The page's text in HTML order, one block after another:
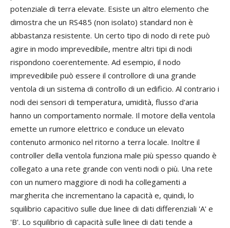
potenziale di terra elevate. Esiste un altro elemento che
dimostra che un RS485 (non isolato) standard non è
abbastanza resistente. Un certo tipo di nodo di rete può
agire in modo imprevedibile, mentre altri tipi di nodi
rispondono coerentemente. Ad esempio, il nodo
imprevedibile può essere il controllore di una grande
ventola di un sistema di controllo di un edificio. Al contrario i
nodi dei sensori di temperatura, umidità, flusso d'aria
hanno un comportamento normale. Il motore della ventola
emette un rumore elettrico e conduce un elevato
contenuto armonico nel ritorno a terra locale. Inoltre il
controller della ventola funziona male più spesso quando è
collegato a una rete grande con venti nodi o più. Una rete
con un numero maggiore di nodi ha collegamenti a
margherita che incrementano la capacità e, quindi, lo
squilibrio capacitivo sulle due linee di dati differenziali 'A' e
'B'. Lo squilibrio di capacità sulle linee di dati tende a